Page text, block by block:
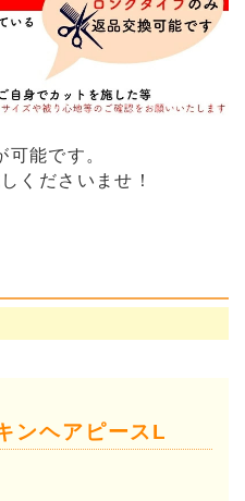
可能です。
くださいませ！
ンヘアピースL